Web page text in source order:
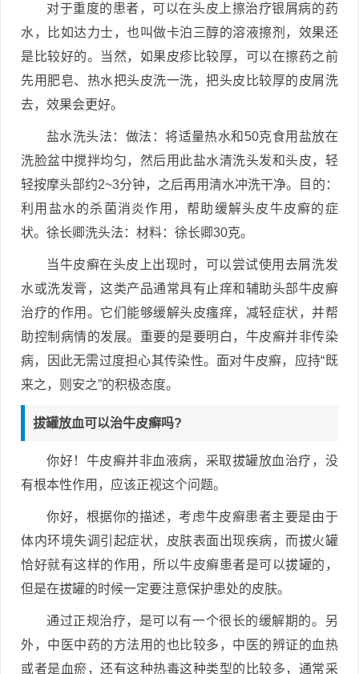
对于重度的患者，可以在头皮上擦治疗银屑病的药
水，比如达力士，也叫做卡泊三醇的溶液擦剂，效果还
是比较好的。当然，如果皮疹比较厚，可以在擦药之前
先用肥皂、热水把头皮洗一洗，把头皮比较厚的皮屑洗
去，效果会更好。
盐水洗头法：做法：将适量热水和50克食用盐放在
洗脸盆中搅拌均匀，然后用此盐水清洗头发和头皮，轻
轻按摩头部约2~3分钟，之后再用清水冲洗干净。目的：
利用盐水的杀菌消炎作用，帮助缓解头皮牛皮癣的症
状。徐长卿洗头法：材料：徐长卿30克。
当牛皮癣在头皮上出现时，可以尝试使用去屑洗发
水或洗发膏，这类产品通常具有止痒和辅助头部牛皮癣
治疗的作用。它们能够缓解头皮瘙痒，减轻症状，并帮
助控制病情的发展。重要的是要明白，牛皮癣并非传染
病，因此无需过度担心其传染性。面对牛皮癣，应持“既
来之，则安之”的积极态度。
拔罐放血可以治牛皮癣吗?
你好！牛皮癣并非血液病，采取拔罐放血治疗，没
有根本性作用，应该正视这个问题。
你好，根据你的描述，考虑牛皮癣患者主要是由于
体内环境失调引起症状，皮肤表面出现疾病，而拔火罐
恰好就有这样的作用，所以牛皮癣患者是可以拔罐的，
但是在拔罐的时候一定要注意保护患处的皮肤。
通过正规治疗，是可以有一个很长的缓解期的。另
外，中医中药的方法用的也比较多，中医的辨证的血热
或者是血瘀，还有这种热毒这种类型的比较多，通常采